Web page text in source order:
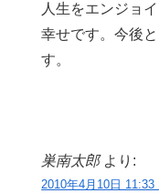
人生をエンジョ
幸せです。今後
す。 Ｇ
巣南太郎 より:
2010年4月10日 11:33